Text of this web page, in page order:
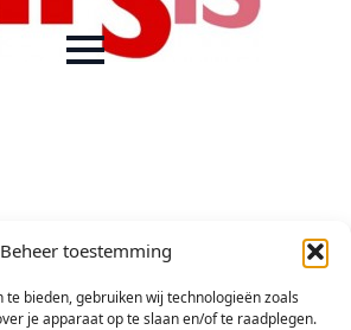
Beheer toestemming
bieden, gebruiken wij technologieën zoals
je apparaat op te slaan en/of te raadplegen.